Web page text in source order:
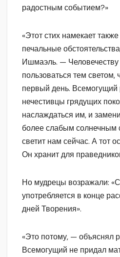
радостным событием?»
«Этот стих намекает
печальные
Ишмаэль. —
пользоваться тем светом,
первый день. Всемогущий
нечестивцы грядущих
наслаждаться им, и
более слабым солнечным
светит нам сейчас. А тот
Он хранит для
Но мудрецы возражали:
употребляется в конце
дней Творения».
«Это потому, — объяснял
Всемогущий не придал